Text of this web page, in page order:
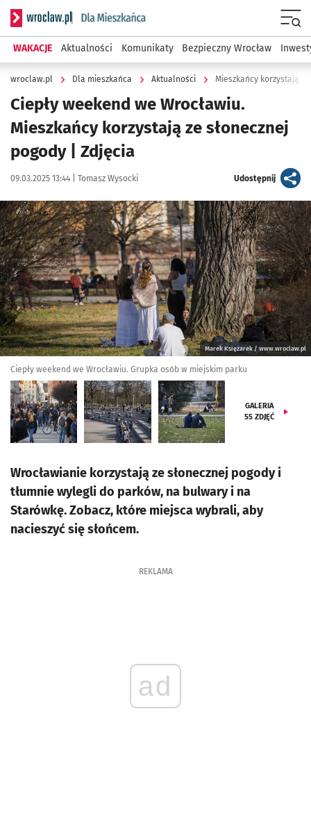
Serwis informacyjny wroclaw.pl podserwis: Dla mieszkańca
WAKACJE Aktualności Komunikaty Bezpieczny Wrocław
wroclaw.pl Dla mieszkańca Aktualności Mieszkańcy korzystają
Ciepły weekend we Wrocławiu.
Mieszkańcy korzystają ze słonecznej
pogody | Zdjęcia
Data publikacji:
09.03.2025 13:44 | Autor:
Tomasz Wysocki Udostępnijartykuł
Kliknij, aby zobaczyć galerię
Marek Księżarek / www.wroclaw.pl
Ciepły weekend we Wrocławiu. Grupka osób w miejskim parku
GALERIA
55 ZDJĘĆ
Wrocławianie korzystają ze słonecznej pogody i
tłumnie wylegli do parków, na bulwary i na
Starówkę. Zobacz, które miejsca wybrali, aby
nacieszyć się słońcem.
REKLAMA
ad